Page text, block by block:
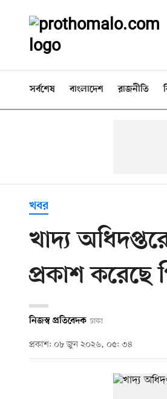
সর্বশেষ বাংলাদেশ রাজনীতি
খবর
খাদ্য
প্রকাশ করেছে
নিজস্ব প্রতিবেদক ঢাকা
প্রকাশ: ০৮ জুন ২০২৬, ০৫: ৩৪